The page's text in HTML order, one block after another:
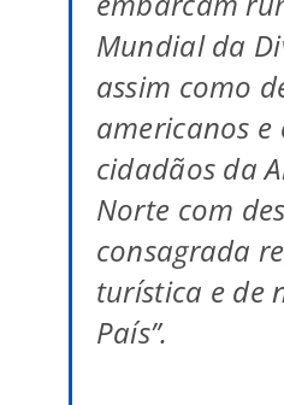
Mundial da
assim como
americanos e
cidadãos da
Norte com
consagrada
turística e de
País”.